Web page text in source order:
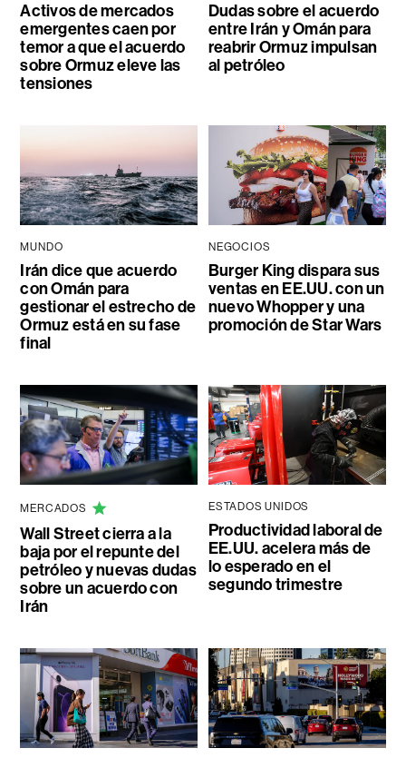
Activos de mercados
emergentes caen por
temor a que el acuerdo
sobre Ormuz eleve las
tensiones
Dudas sobre el acuerdo
entre Irán y Omán para
reabrir Ormuz impulsan
al petróleo
MUNDO
Irán dice que acuerdo
con Omán para
gestionar el estrecho de
Ormuz está en su fase
final
NEGOCIOS
Burger King dispara sus
ventas en EE.UU. con un
nuevo Whopper y una
promoción de Star Wars
MERCADOS
Wall Street cierra a la
baja por el repunte del
petróleo y nuevas dudas
sobre un acuerdo con
Irán
ESTADOS UNIDOS
Productividad laboral de
EE.UU. acelera más de
lo esperado en el
segundo trimestre